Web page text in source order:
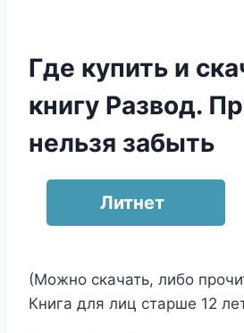
Где купить и
книгу Развод.
нельзя забыть
Литнет
(Можно скачать, либо
Книга для лиц старше 12